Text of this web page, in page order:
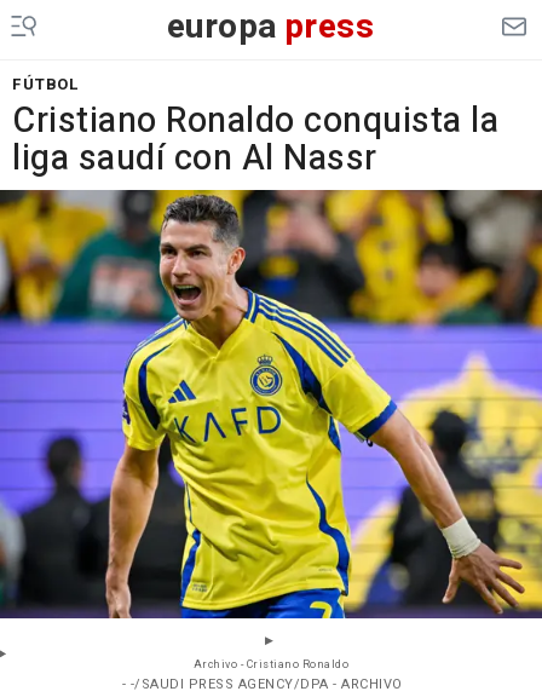
europa press
FÚTBOL
Cristiano Ronaldo conquista la
liga saudí con Al Nassr
Archivo - Cristiano Ronaldo
- -/SAUDI PRESS AGENCY/DPA - ARCHIVO